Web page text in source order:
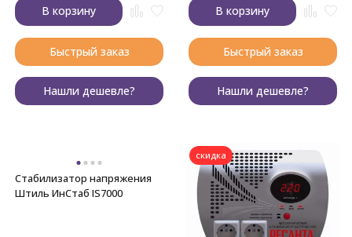
В корзину
Быстрый заказ
Нашли дешевле?
В корзину
Быстрый заказ
Нашли дешевле?
Стабилизатор напряжения
Штиль ИнСтаб IS7000
скидка